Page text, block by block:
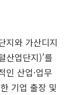
지와 가산디지
산업단지)’를
인 산업·업무
기업 출장 및